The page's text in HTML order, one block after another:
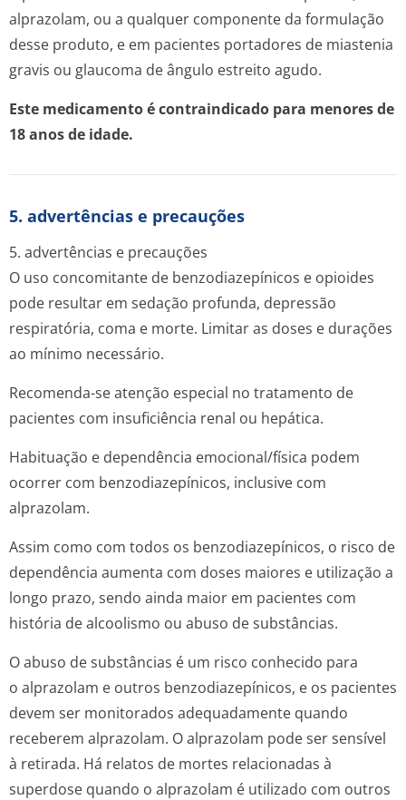
alprazolam, ou a qualquer componente da formulação
desse produto, e em pacientes portadores de miastenia
gravis ou glaucoma de ângulo estreito agudo.
Este medicamento é contraindicado para menores de
18 anos de idade.
5. advertências e precauções
5. advertências e precauções
O uso concomitante de benzodiazepínicos e opioides
pode resultar em sedação profunda, depressão
respiratória, coma e morte. Limitar as doses e durações
ao mínimo necessário.
Recomenda-se atenção especial no tratamento de
pacientes com insuficiência renal ou hepática.
Habituação e dependência emocional/física podem
ocorrer com benzodiazepínicos, inclusive com
alprazolam.
Assim como com todos os benzodiazepínicos, o risco de
dependência aumenta com doses maiores e utilização a
longo prazo, sendo ainda maior em pacientes com
história de alcoolismo ou abuso de substâncias.
O abuso de substâncias é um risco conhecido para
o alprazolam e outros benzodiazepínicos, e os pacientes
devem ser monitorados adequadamente quando
receberem alprazolam. O alprazolam pode ser sensível
à retirada. Há relatos de mortes relacionadas à
superdose quando o alprazolam é utilizado com outros